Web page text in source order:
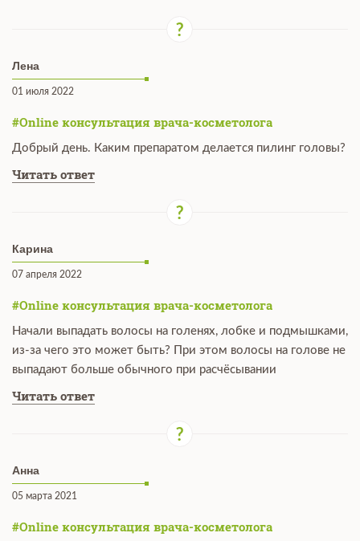
Лена
01 июля 2022
#Online консультация врача-косметолога
Добрый день. Каким препаратом делается пилинг головы?
Читать ответ
Карина
07 апреля 2022
#Online консультация врача-косметолога
Начали выпадать волосы на голенях, лобке и подмышками,
из-за чего это может быть? При этом волосы на голове не
выпадают больше обычного при расчёсывании
Читать ответ
Анна
05 марта 2021
#Online консультация врача-косметолога